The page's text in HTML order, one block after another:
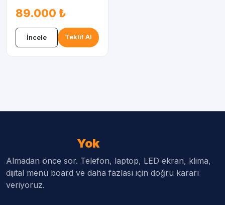
89.000 ₺
İncele Teklif Al
Yok
Almadan önce sor. Telefon, laptop, LED ekran, klima,
dijital menü board ve daha fazlası için doğru kararı
veriyoruz.